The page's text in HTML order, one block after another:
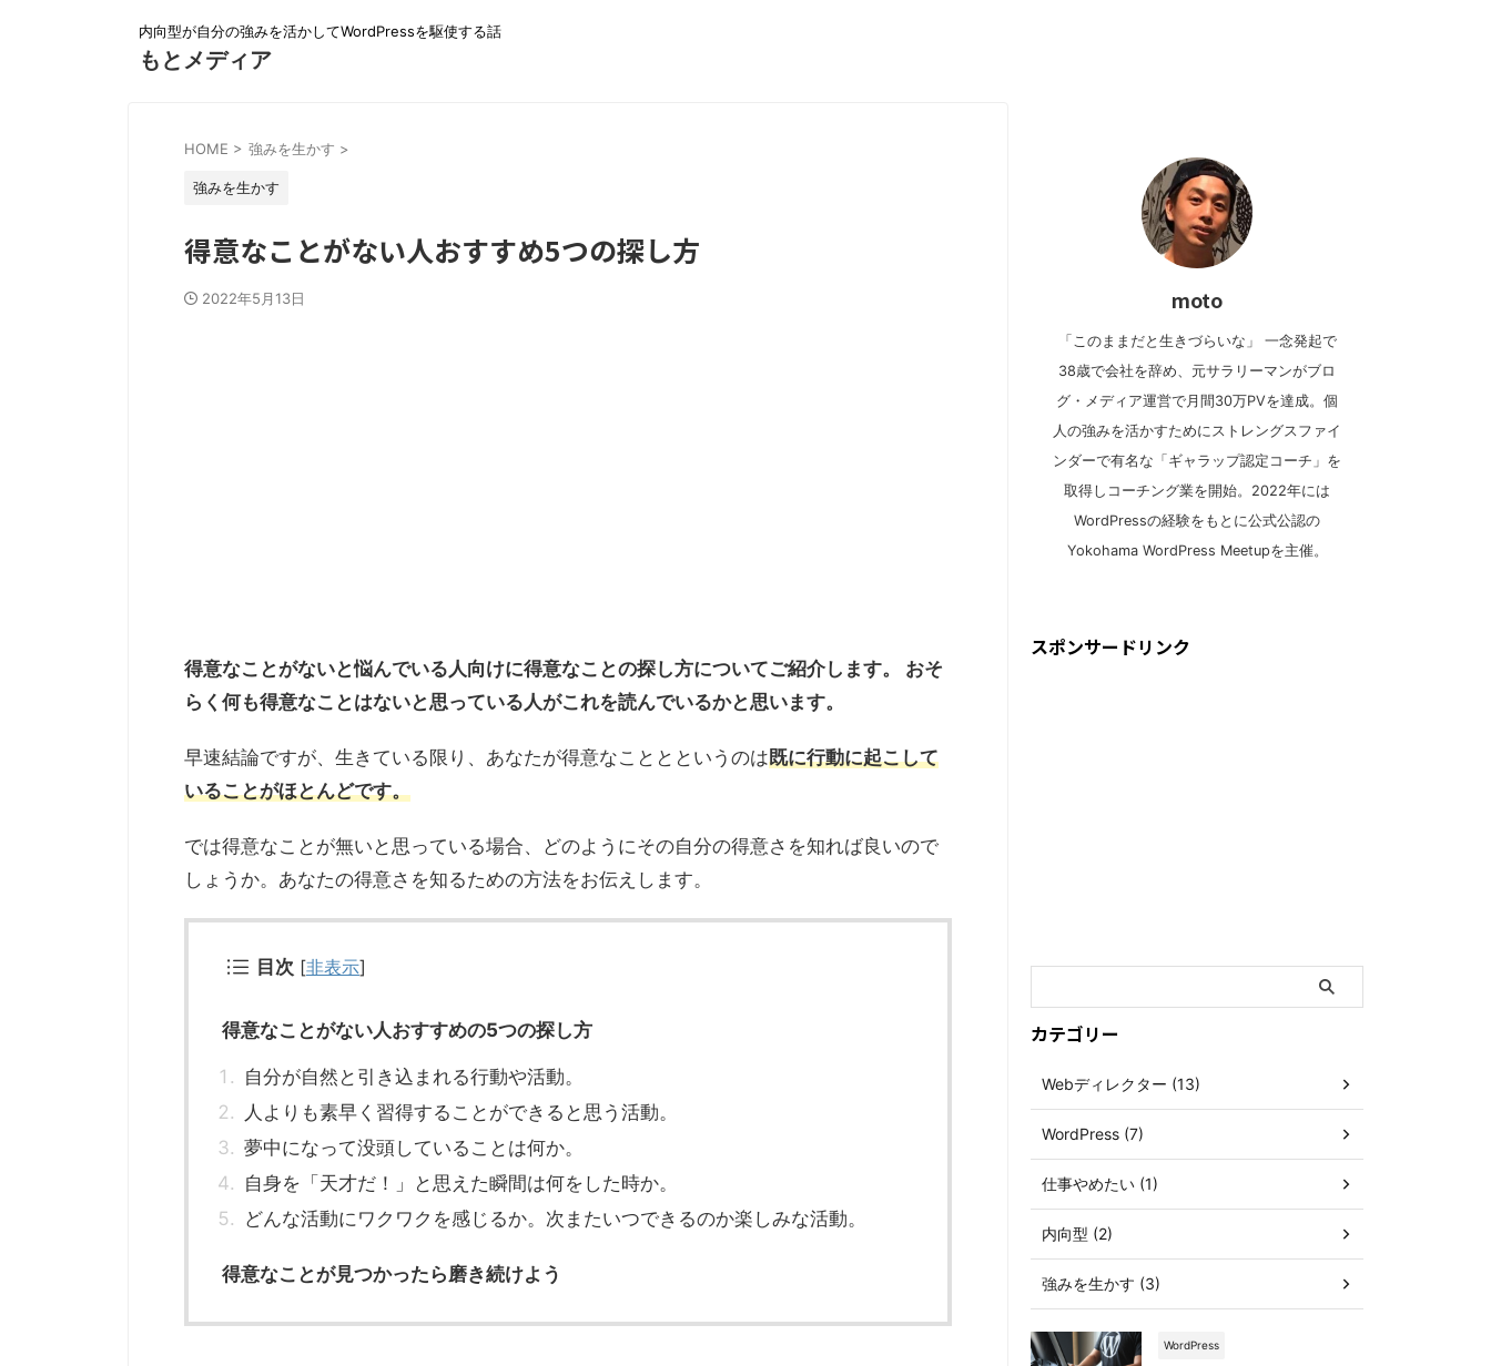
内向型が自分の強みを活かしてWordPressを駆使する話
もとメディア
HOME > 強みを生かす >
強みを生かす
得意なことがない人おすすめ5つの探し方
2022年5月13日
得意なことがないと悩んでいる人向けに得意なことの探し方についてご紹介します。 おそ
らく何も得意なことはないと思っている人がこれを読んでいるかと思います。
早速結論ですが、生きている限り、あなたが得意なこととというのは既に行動に起こして
いることがほとんどです。
では得意なことが無いと思っている場合、どのようにその自分の得意さを知れば良いので
しょうか。あなたの得意さを知るための方法をお伝えします。
目次 [非表示]
得意なことがない人おすすめの5つの探し方
自分が自然と引き込まれる行動や活動。
人よりも素早く習得することができると思う活動。
夢中になって没頭していることは何か。
自身を「天才だ！」と思えた瞬間は何をした時か。
どんな活動にワクワクを感じるか。次またいつできるのか楽しみな活動。
得意なことが見つかったら磨き続けよう
moto
「このままだと生きづらいな」 一念発起で
38歳で会社を辞め、元サラリーマンがブロ
グ・メディア運営で月間30万PVを達成。個
人の強みを活かすためにストレングスファイ
ンダーで有名な「ギャラップ認定コーチ」を
取得しコーチング業を開始。2022年には
WordPressの経験をもとに公式公認の
Yokohama WordPress Meetupを主催。
スポンサードリンク
カテゴリー
Webディレクター (13)
WordPress (7)
仕事やめたい (1)
内向型 (2)
強みを生かす (3)
WordPress